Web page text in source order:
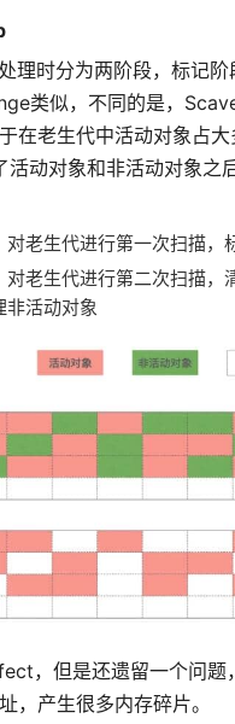
理时分为两阶段，标记阶
类似，不同的是，
在老生代中活动对象占
活动对象和非活动对象之
对老生代进行第一次扫描，
对老生代进行第二次扫描，
非活动对象
，但是还遗留一个问题
，产生很多内存碎片。